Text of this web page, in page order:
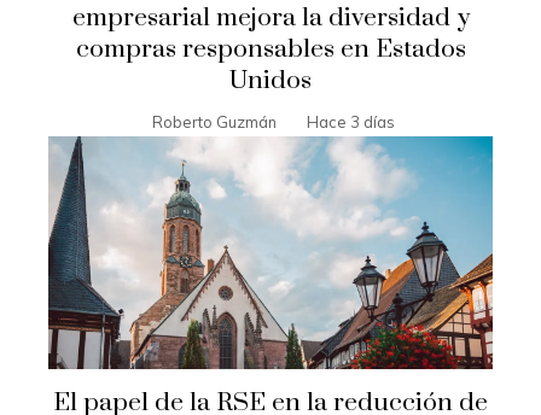
empresarial mejora la diversidad y
compras responsables en Estados
Unidos
Roberto Guzmán Hace 3 días
El papel de la RSE en la reducción de